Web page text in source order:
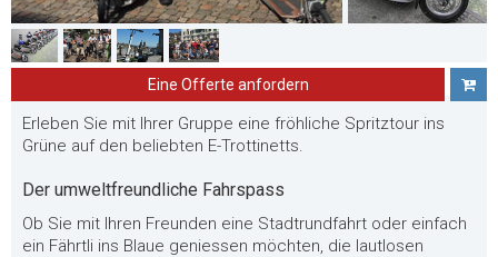
Eine Offerte anfordern
Erleben Sie mit Ihrer Gruppe eine fröhliche Spritztour ins
Grüne auf den beliebten E-Trottinetts.
Der umweltfreundliche Fahrspass
Ob Sie mit Ihren Freunden eine Stadtrundfahrt oder einfach
ein Fährtli ins Blaue geniessen möchten, die lautlosen